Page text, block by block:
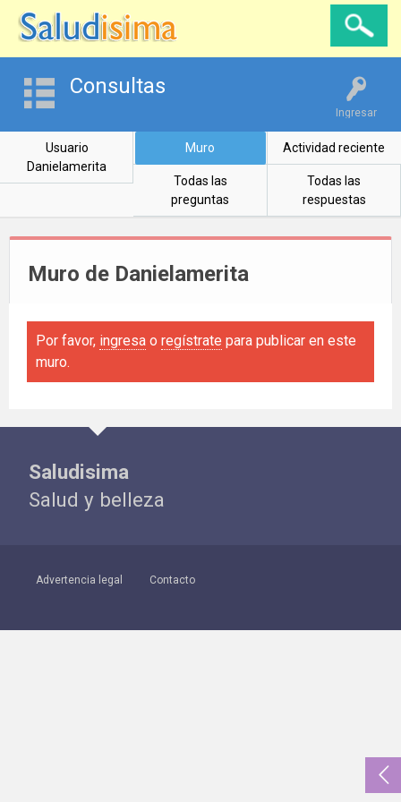
Ingresar
Consultas
Usuario
Danielamerita
Muro Actividad reciente
Todas las
preguntas
Todas las
respuestas
Muro de Danielamerita
Por favor, ingresa o regístrate para publicar en este
muro.
Saludisima
Salud y belleza
Advertencia legal Contacto